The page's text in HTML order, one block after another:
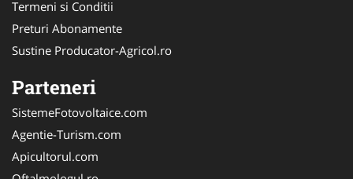
Termeni si Conditii
Preturi Abonamente
Sustine Producator-Agricol.ro
Parteneri
SistemeFotovoltaice.com
Agentie-Turism.com
Apicultorul.com